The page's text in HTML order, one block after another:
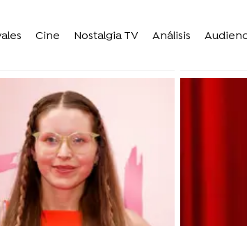
Cine Nostalgia TV Análisis